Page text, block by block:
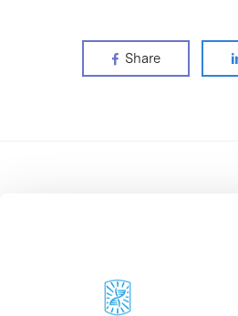
Share
C/Baldiri Reixac, 4-12 i 15